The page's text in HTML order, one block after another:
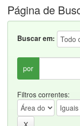
Página de
Buscar em:
por
Filtros correntes: